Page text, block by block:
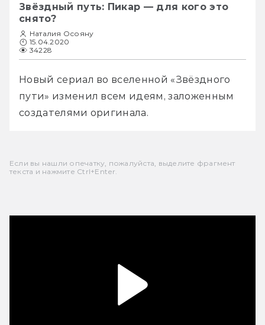
Звёздный путь: Пикар — для кого это
снято?
Наталия Осояну
15.04.2020
34228
Новый сериал во вселенной «Звёздного
пути» изменил всем идеям, заложенным
создателями оригинала.
Если вы нашли опечатку, пожалуйста, выделите фрагмент
текста и нажмите Ctrl+Enter.